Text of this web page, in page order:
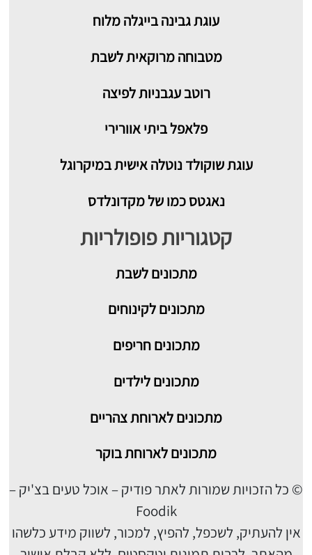
עוגת גבינה בייגלה מלוח
מטבוחה מרוקאית לשבת
רוטב עגבניות לפיצה
פלאפל ביתי אוורירי
עוגת שוקולד נוטלה אישית במיקרוגל
נאגטס כמו של מקדונלדס
קטגוריות פופולריות
מתכוניםלשבת
מתכונים לקינוחים
מתכונים חריפים
מתכונים לילדים
מתכונים לארוחת צהריים
מתכונים לארוחת בוקר
© כל הזכויות שמורות לאתר פודיק – אוכל טעים בצ'יק –
Foodik
אין להעתיק, לשכפל, להפיץ, למכור, לשווק מידע כלשהו